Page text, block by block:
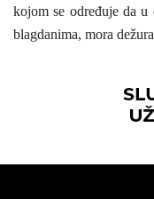
kojom se određuje da
blagdanima, mora